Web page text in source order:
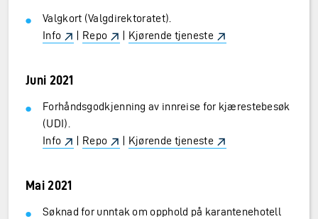
Valgkort (Valgdirektoratet).
Info
| Repo | Kjørende tjeneste
Juni 2021
Forhåndsgodkjenning av innreise for kjærestebesøk
(UDI).
Info
| Repo | Kjørende tjeneste
Mai 2021
Søknad for unntak om opphold på karantenehotell